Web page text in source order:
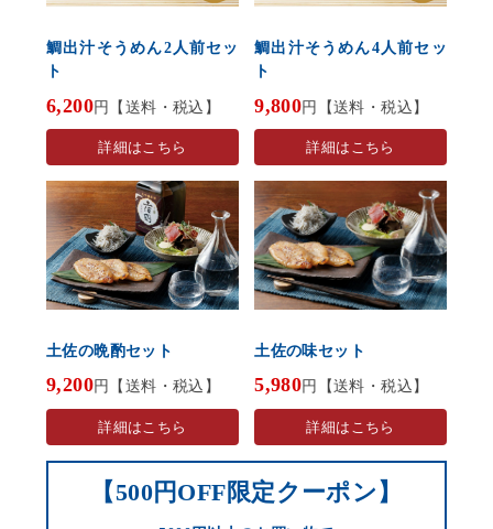
鯛出汁そうめん2人前セッ
ト
6,200円【送料・税込】
詳細はこちら
鯛出汁そうめん4人前セッ
ト
9,800円【送料・税込】
詳細はこちら
土佐の晩酌セット
9,200円【送料・税込】
詳細はこちら
土佐の味セット
5,980円【送料・税込】
詳細はこちら
【500円OFF限定クーポン】